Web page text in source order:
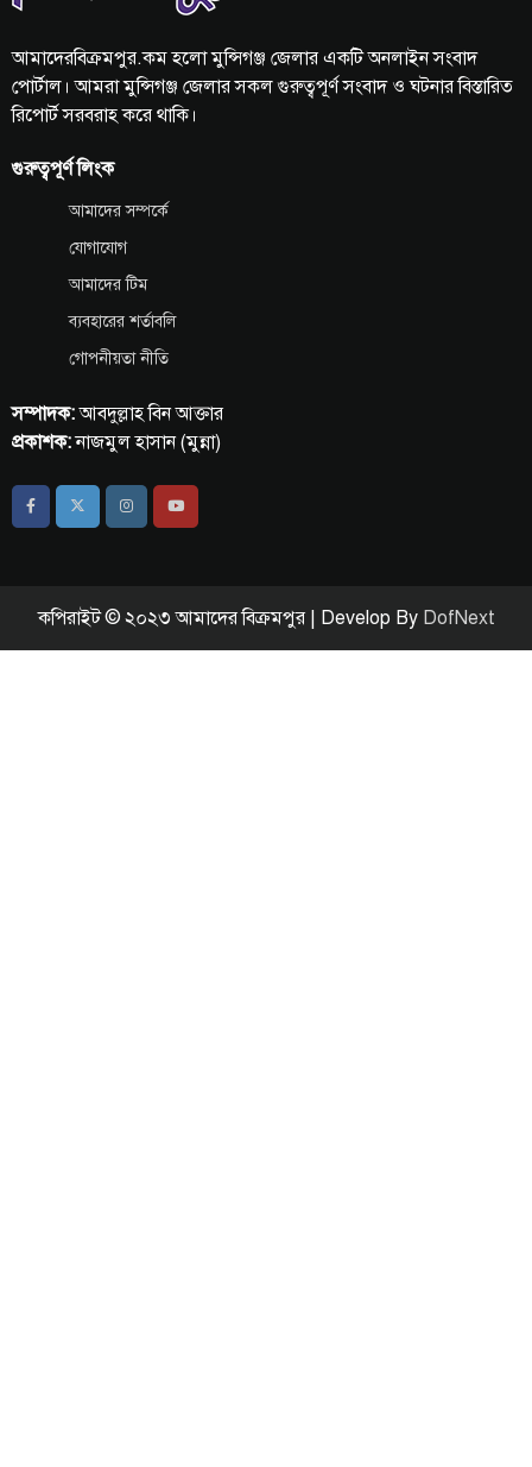
আমাদেরবিক্রমপুর.কম হলো মুন্সিগঞ্জ জেলার একটি অনলাইন সংবাদ
পোর্টাল। আমরা মুন্সিগঞ্জ জেলার সকল গুরুত্বপূর্ণ সংবাদ ও ঘটনার বিস্তারিত
রিপোর্ট সরবরাহ করে থাকি।
গুরুত্বপূর্ণ লিংক
আমাদের সম্পর্কে
যোগাযোগ
আমাদের টিম
ব্যবহারের শর্তাবলি
গোপনীয়তা নীতি
সম্পাদক:আবদুল্লাহ বিন আক্তার
প্রকাশক:নাজমুল হাসান (মুন্না)
কপিরাইট © ২০২৩ আমাদের বিক্রমপুর | Develop By DofNext